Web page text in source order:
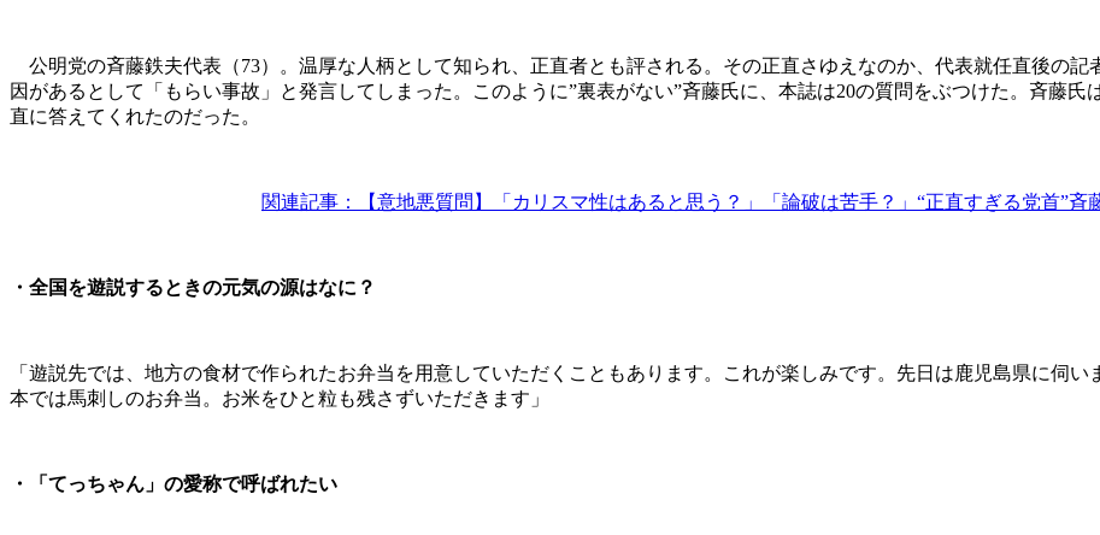
公明党の斉藤鉄夫代表（73）。温厚な人柄として知られ、正直者とも評される。その正直さゆえなのか、代表就任直後の
因があるとして「もらい事故」と発言してしまった。このように”裏表がない”斉藤氏に、本誌は20の質問をぶつけた。斉藤
直に答えてくれたのだった。
関連記事：【意地悪質問】「カリスマ性はあると思う？」「論破は苦手？」“正直すぎる党首”斉
・全国を遊説するときの元気の源はなに？
「遊説先では、地方の食材で作られたお弁当を用意していただくこともあります。これが楽しみです。先日は鹿児島県に伺
本では馬刺しのお弁当。お米をひと粒も残さずいただきます」
・「てっちゃん」の愛称で呼ばれたい